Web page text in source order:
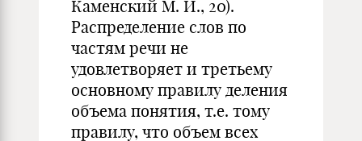
Каменский М. И., 20).
Распределение слов по
частям речи не
удовлетворяет и третьему
основному правилу деления
объема понятия, т.е. тому
правилу, что объем всех